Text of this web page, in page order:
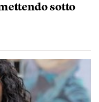
sotto